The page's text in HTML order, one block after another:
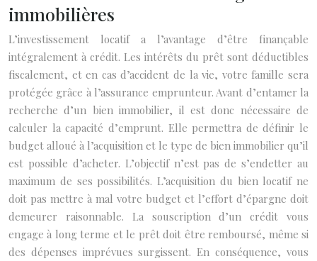
immobilières
L’investissement locatif a l’avantage d’être finançable
intégralement à crédit. Les intérêts du prêt sont déductibles
fiscalement, et en cas d’accident de la vie, votre famille sera
protégée grâce à l’assurance emprunteur. Avant d’entamer la
recherche d’un bien immobilier, il est donc nécessaire de
calculer la capacité d’emprunt. Elle permettra de définir le
budget alloué à l’acquisition et le type de bien immobilier qu’il
est possible d’acheter. L’objectif n’est pas de s’endetter au
maximum de ses possibilités. L’acquisition du bien locatif ne
doit pas mettre à mal votre budget et l’effort d’épargne doit
demeurer raisonnable. La souscription d’un crédit vous
engage à long terme et le prêt doit être remboursé, même si
des dépenses imprévues surgissent. En conséquence, vous